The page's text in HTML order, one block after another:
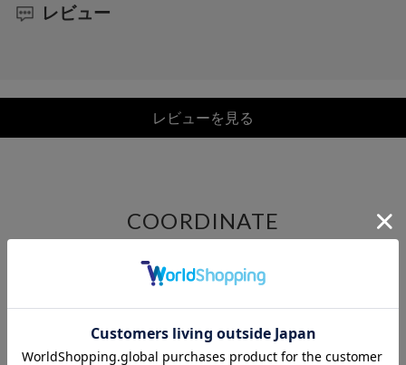
レビュー
レビューを見る
COORDINATE